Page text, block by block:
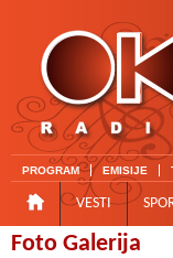
PROGRAM EMISIJE
VESTI
Foto Galerija